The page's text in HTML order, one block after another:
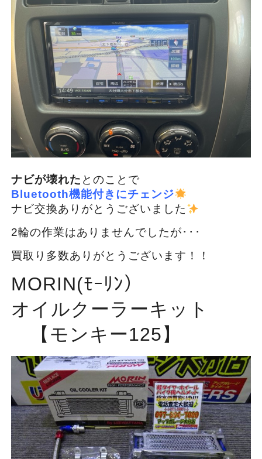
ナビが壊れた とのことで
Bluetooth機能付きにチェンジ
ナビ交換ありがとうございました
2輪の作業はありませんでしたが･･･
買取り多数ありがとうございます！！
MORIN(ﾓｰﾘﾝ）
オイルクーラーキット
【モンキー125】